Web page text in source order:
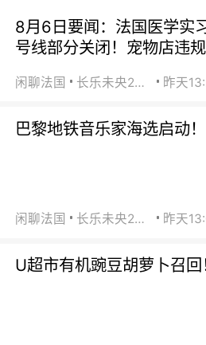
8月6日要闻：法国医学实
号线部分关闭！宠物店违规
闲聊法国 长乐未央2015 昨天
巴黎地铁音乐家海选启动！
闲聊法国 长乐未央2015 昨天
U超市有机豌豆胡萝卜召回